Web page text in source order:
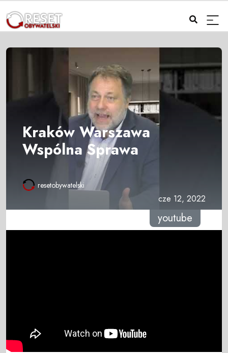
Kraków Warszawa
Wspólna Sprawa
resetobywatelski
cze 12, 2022
youtube